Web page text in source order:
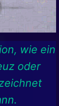
wie ein
oder